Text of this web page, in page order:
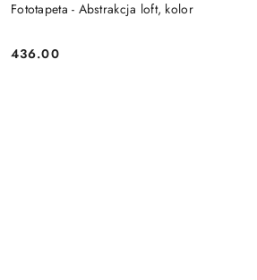
Fototapeta - Abstrakcja loft, kolor
Cena:
436.00